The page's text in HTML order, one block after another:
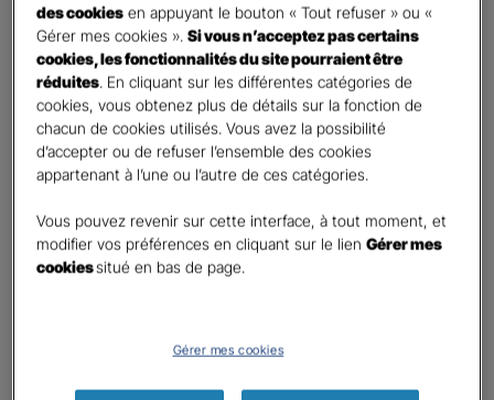
First Last
Téléphone*
United
States
+1
E-mail
En cochant cette case et en soumettant ce formulaire,
j'accepte que mes données personnelles soient utilisées
des cookies en appuyant le bouton « Tout refuser » ou «
Gérer mes cookies ».Si vous n’acceptez pas certains
cookies, les fonctionnalités du site pourraient être
réduites. En cliquant sur les différentes catégories de
cookies, vous obtenez plus de détails sur la fonction de
chacun de cookies utilisés. Vous avez la possibilité
d’accepter ou de refuser l’ensemble des cookies
appartenant à l’une ou l’autre de ces catégories.
Vous pouvez revenir sur cette interface, à tout moment, et
modifier vos préférences en cliquant sur le lienGérer mes
cookiessitué en bas de page.
Gérer mes cookies